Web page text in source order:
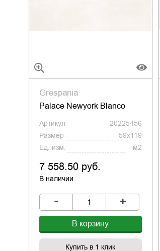
Grespania
Palace Newyork Blanco
Артикул
20225456
Размер
59x119
Ед. изм.
м2
7 558.50 руб.
В наличии
- +
В корзину
Купить в 1 клик